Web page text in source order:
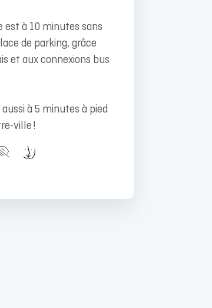
est à 10 minutes sans
de parking, grâce
et aux connexions bus
aussi à 5 minutes à pied
ville !